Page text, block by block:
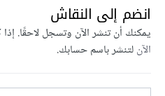
انضم إلى النقاش
يمكنك أن تنشر الآن وتسجل لاحقًا.
الآنلتنشر باسم حسابك.